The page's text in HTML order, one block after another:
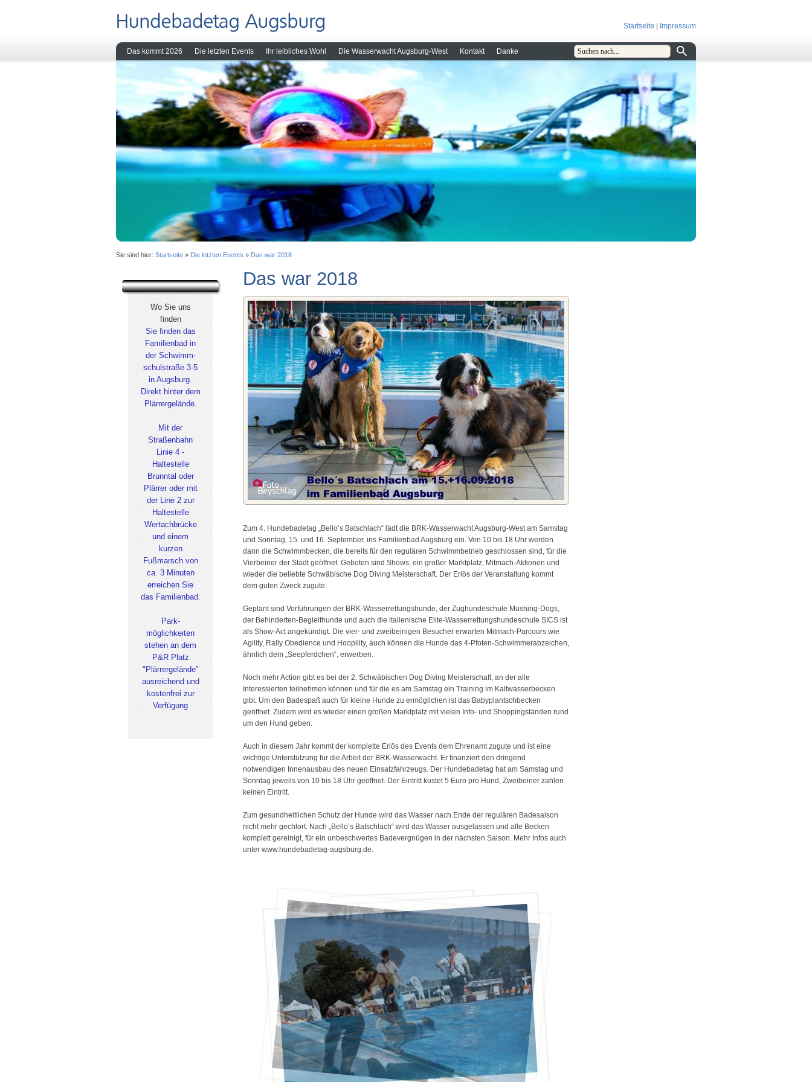
Startseite Impressum
Das kommt 2026 Die letzten Events Ihr leibliches Wohl Die Wasserwacht Augsburg-West Kontakt Danke
Sie sind hier: Startseite » Die letzten Events » Das war 2018
Wo Sie uns
finden
Sie finden das
Familienbad in
der Schwimm-
schulstraße 3-5
in Augsburg.
Direkt hinter dem
Plärrergelände.
Mit der
Straßenbahn
Linie 4 -
Haltestelle
Brunntal oder
Plärrer oder mit
der Line 2 zur
Haltestelle
Wertachbrücke
und einem
kurzen
Fußmarsch von
ca. 3 Minuten
erreichen Sie
das Familienbad.
Park-
möglichkeiten
stehen an dem
P&R Platz
"Plärrergelände"
ausreichend und
kostenfrei zur
Verfügung
Das war 2018
Zum 4. Hundebadetag „Bello’s Batschlach“ lädt die BRK-Wasserwacht Augsburg-West am Samstag
und Sonntag, 15. und 16. September, ins Familienbad Augsburg ein. Von 10 bis 18 Uhr werden
dann die Schwimmbecken, die bereits für den regulären Schwimmbetrieb geschlossen sind, für die
Vierbeiner der Stadt geöffnet. Geboten sind Shows, ein großer Marktplatz, Mitmach-Aktionen und
wieder die beliebte Schwäbische Dog Diving Meisterschaft. Der Erlös der Veranstaltung kommt
dem guten Zweck zugute.
Geplant sind Vorführungen der BRK-Wasserrettungshunde, der Zughundeschule Mushing-Dogs,
der Behinderten-Begleithunde und auch die italienische Elite-Wasserrettungshundeschule SICS ist
als Show-Act angekündigt. Die vier- und zweibeinigen Besucher erwarten Mitmach-Parcours wie
Agility, Rally Obedience und Hoopility, auch können die Hunde das 4-Pfoten-Schwimmerabzeichen,
ähnlich dem „Seepferdchen“, erwerben.
Noch mehr Action gibt es bei der 2. Schwäbischen Dog Diving Meisterschaft, an der alle
Interessierten teilnehmen können und für die es am Samstag ein Training im Kaltwasserbecken
gibt. Um den Badespaß auch für kleine Hunde zu ermöglichen ist das Babyplantschbecken
geöffnet. Zudem wird es wieder einen großen Marktplatz mit vielen Info- und Shoppingständen rund
um den Hund geben.
Auch in diesem Jahr kommt der komplette Erlös des Events dem Ehrenamt zugute und ist eine
wichtige Unterstützung für die Arbeit der BRK-Wasserwacht. Er finanziert den dringend
notwendigen Innenausbau des neuen Einsatzfahrzeugs. Der Hundebadetag hat am Samstag und
Sonntag jeweils von 10 bis 18 Uhr geöffnet. Der Eintritt kostet 5 Euro pro Hund, Zweibeiner zahlen
keinen Eintritt.
Zum gesundheitlichen Schutz der Hunde wird das Wasser nach Ende der regulären Badesaison
nicht mehr gechlort. Nach „Bello’s Batschlach“ wird das Wasser ausgelassen und alle Becken
komplett gereinigt, für ein unbeschwertes Badevergnügen in der nächsten Saison. Mehr Infos auch
unter www.hundebadetag-augsburg.de.